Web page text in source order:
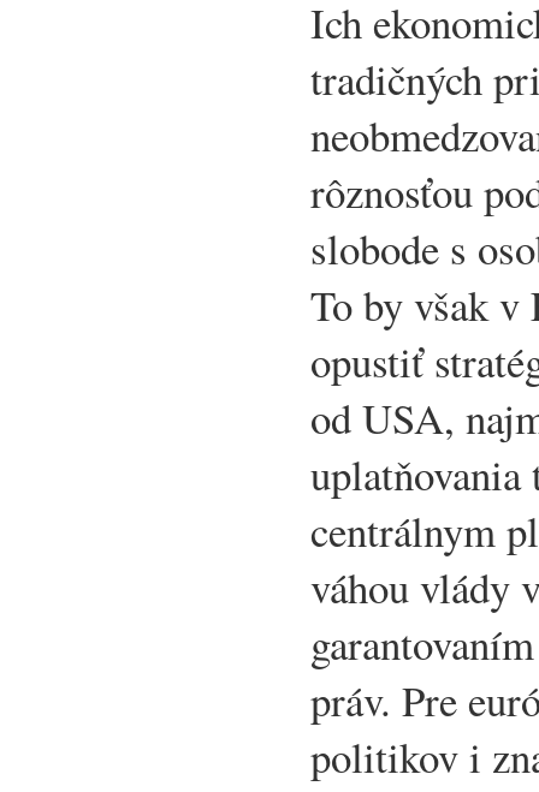
Ich
tradičných
rôznosťou
slobode s
To by však v
opustiť
od USA,
uplatňovania
centrálnym
váhou vlády
práv. Pre
politikov i